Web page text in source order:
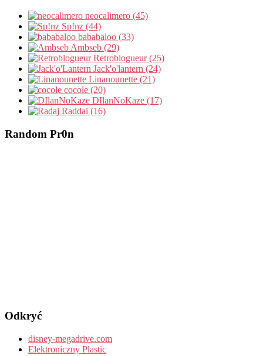
neocalimero (45)
Sp!nz (44)
bababaloo (33)
Ambseb (29)
Retroblogueur (25)
Jack'o'lantern (24)
Linanounette (21)
cocole (20)
DIlanNoKaze (17)
Raddai (16)
Random Pr0n
Odkryć
disney-megadrive.com
Elektroniczny Plastic